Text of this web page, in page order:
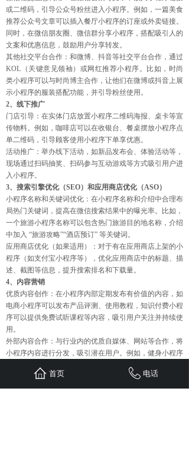
或二维码，引导公众号粉丝进入小程序。例如，一篇美食
推荐公众号文章可以插入餐厅小程序的订座或外卖链接。
同时，在微信朋友圈、微信群分享小程序，搭配吸引人的
文案和优惠信息，鼓励用户分享转发。
其他社交平台合作：和微博、抖音等社交平台合作，通过
KOL（关键意见领袖）或网红推荐小程序。比如，时尚
类小程序可以与时尚博主合作，让他们在微博或抖音上展
示小程序的服装搭配功能，并引导粉丝使用。
2、线下推广
门店引导：在实体门店放置小程序二维码海报、桌卡等宣
传物料。例如，咖啡店可以在收银台、餐桌摆放小程序点
单二维码，引导顾客使用小程序下单享优惠。
活动推广：举办线下活动，如新品发布会、体验活动等，
现场通过扫码抽奖、扫码参与互动游戏等方式吸引用户进
入小程序。
3、搜索引擎优化（SEO）和应用商店优化（ASO）
小程序名称和关键词优化：在小程序名称和介绍中合理布
局热门关键词，提高在微信搜索结果中的曝光率。比如，
一个旅游小程序名称可以包含热门旅游目的地名称，介绍
中加入 “旅游攻略”“酒店预订” 等关键词。
应用商店优化（如果适用）：对于有在应用商店上架的小
程序（如支付宝小程序等），优化应用商店中的标题、描
述、截图等信息，提升搜索排名和下载量。
4、内容营销
优质内容创作：在小程序内部定期发布有价值的内容，如
电商小程序可以发布产品评测、使用教程，知识付费小程
序可以提供免费试听课程等内容，吸引用户关注并持续使
用。
外部内容合作：与行业内的优质自媒体、网站等合作，将
小程序内容进行分发，吸引潜在用户。例如，健身小程序
可以与健身类自媒体合作，发布健身小程序中的专业训练
计划，吸引用户下载使用。
首页 电话